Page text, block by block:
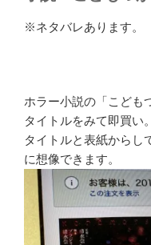
※ネタバレあります。
ホラー小説の「こども
タイトルをみて即買い。
タイトルと表紙からし
に想像できます。